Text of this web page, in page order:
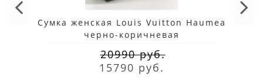
Сумка женская Louis Vuitton Haumea
черно-коричневая
20990 руб.
15790 руб.